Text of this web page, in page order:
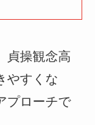
貞操観念高
やすくな
プローチで